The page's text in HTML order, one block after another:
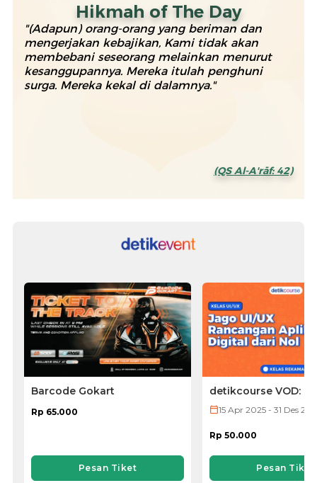
Hikmah of The Day
"(Adapun) orang-orang yang beriman dan
mengerjakan kebajikan, Kami tidak akan
membebani seseorang melainkan menurut
kesanggupannya. Mereka itulah penghuni
surga. Mereka kekal di dalamnya."
(QS Al-A'rāf: 42)
Barcode Gokart
Rp 65.000
Pesan Tiket
detikcourse VOD:
UI/UX
15 Apr 2025 - 31 Des
Rp 50.000
Pesan Tiket